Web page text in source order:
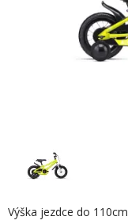
Výška jezdce do 110cm